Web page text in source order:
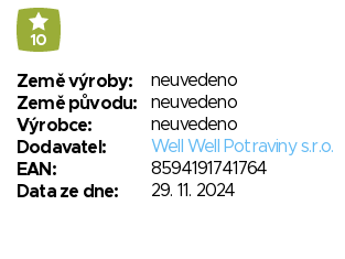
10
Země výroby:
neuvedeno
Země původu:
neuvedeno
Výrobce:
neuvedeno
Dodavatel:
Well Well Potraviny s.r.o.
EAN:
8594191741764
Data ze dne:
29. 11. 2024